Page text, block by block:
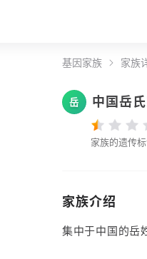
基因家族 家族
岳 中国岳
家族的遗传
家族介绍
集中于中国的岳